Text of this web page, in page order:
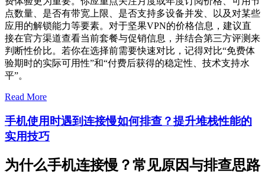
点数量、是否有带宽上限、是否支持多设备并发、以及对某些
应用的解锁能力等要素。对于坚果VPN的价格信息，建议直
接在官方渠道查看当前套餐与促销信息，并结合第三方评测来
判断性价比。若你在选择前需要快速对比，记得对比“免费体
验期时的实际可用性”和“付费后获得的稳定性、技术支持水
平”。
Read More
手机使用时遇到连接慢如何排查？提升堆栈性能的
实用技巧
为什么手机连接慢？常见原因与排查思路